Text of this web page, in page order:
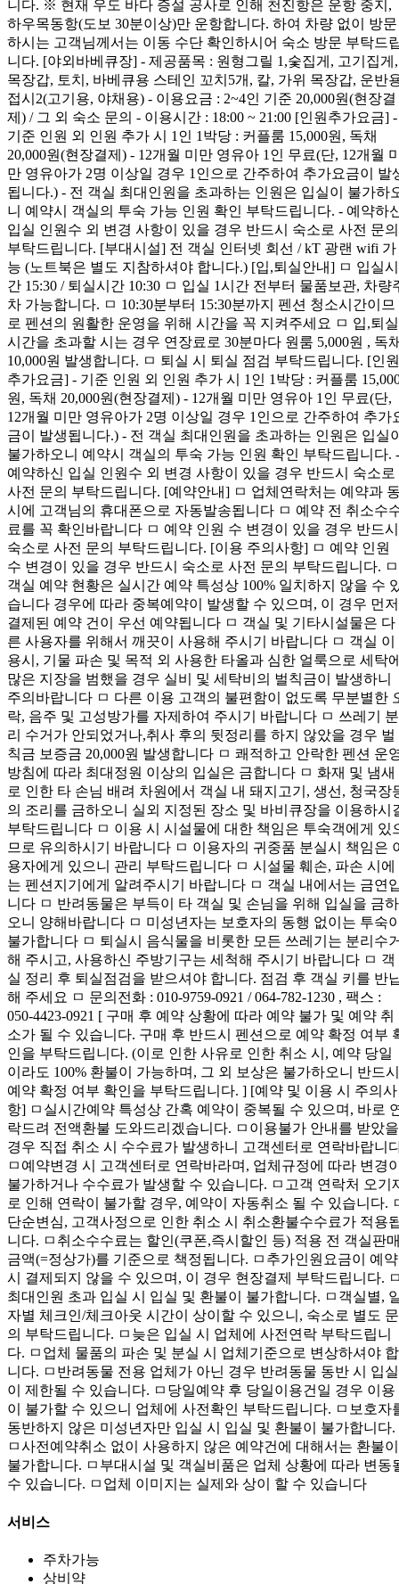
니다. ※ 현재 우도 바다 증설 공사로 인해 천진항은 운항 중지,
하우목동항(도보 30분이상)만 운항합니다. 하여 차량 없이 방문
하시는 고객님께서는 이동 수단 확인하시어 숙소 방문 부탁드
니다. [야외바베큐장] - 제공품목 : 원형그릴 1,숯집게, 고기집게,
목장갑, 토치, 바베큐용 스테인 꼬치5개, 칼, 가위 목장갑, 운반
접시2(고기용, 야채용) - 이용요금 : 2~4인 기준 20,000원(현장결
제) / 그 외 숙소 문의 - 이용시간 : 18:00 ~ 21:00 [인원추가요금] -
기준 인원 외 인원 추가 시 1인 1박당 : 커플룸 15,000원, 독채
20,000원(현장결제) - 12개월 미만 영유아 1인 무료(단, 12개월
만 영유아가 2명 이상일 경우 1인으로 간주하여 추가요금이 발
됩니다.) - 전 객실 최대인원을 초과하는 인원은 입실이 불가하
니 예약시 객실의 투숙 가능 인원 확인 부탁드립니다. - 예약하
입실 인원수 외 변경 사항이 있을 경우 반드시 숙소로 사전 문의
부탁드립니다. [부대시설] 전 객실 인터넷 회선 / kT 광랜 wifi 가
능 (노트북은 별도 지참하셔야 합니다.) [입,퇴실안내] ㅁ 입실시
간 15:30 / 퇴실시간 10:30 ㅁ 입실 1시간 전부터 물품보관, 차량
차 가능합니다. ㅁ 10:30분부터 15:30분까지 펜션 청소시간이므
로 펜션의 원활한 운영을 위해 시간을 꼭 지켜주세요 ㅁ 입,퇴실
시간을 초과할 시는 경우 연장료로 30분마다 원룸 5,000원 , 독
10,000원 발생합니다. ㅁ 퇴실 시 퇴실 점검 부탁드립니다. [인원
추가요금] - 기준 인원 외 인원 추가 시 1인 1박당 : 커플룸
원, 독채 20,000원(현장결제) - 12개월 미만 영유아 1인 무료(단,
12개월 미만 영유아가 2명 이상일 경우 1인으로 간주하여 추가
금이 발생됩니다.) - 전 객실 최대인원을 초과하는 인원은 입실
불가하오니 예약시 객실의 투숙 가능 인원 확인 부탁드립니다. -
예약하신 입실 인원수 외 변경 사항이 있을 경우 반드시 숙소로
사전 문의 부탁드립니다. [예약안내] ㅁ 업체연락처는 예약과
시에 고객님의 휴대폰으로 자동발송됩니다 ㅁ 예약 전 취소수
료를 꼭 확인바랍니다 ㅁ 예약 인원 수 변경이 있을 경우 반드시
숙소로 사전 문의 부탁드립니다. [이용 주의사항] ㅁ 예약 인원
수 변경이 있을 경우 반드시 숙소로 사전 문의 부탁드립니다. ㅁ
객실 예약 현황은 실시간 예약 특성상 100% 일치하지 않을 수
습니다 경우에 따라 중복예약이 발생할 수 있으며, 이 경우 먼저
결제된 예약 건이 우선 예약됩니다 ㅁ 객실 및 기타시설물은 다
른 사용자를 위해서 깨끗이 사용해 주시기 바랍니다 ㅁ 객실 이
용시, 기물 파손 및 목적 외 사용한 타올과 심한 얼룩으로 세탁
많은 지장을 범했을 경우 실비 및 세탁비의 벌칙금이 발생하니
주의바랍니다 ㅁ 다른 이용 고객의 불편함이 없도록 무분별한
락, 음주 및 고성방가를 자제하여 주시기 바랍니다 ㅁ 쓰레기 분
리 수거가 안되었거나,취사 후의 뒷정리를 하지 않았을 경우 벌
칙금 보증금 20,000원 발생합니다 ㅁ 쾌적하고 안락한 펜션 운
방침에 따라 최대정원 이상의 입실은 금합니다 ㅁ 화재 및 냄새
로 인한 타 손님 배려 차원에서 객실 내 돼지고기, 생선, 청국장
의 조리를 금하오니 실외 지정된 장소 및 바비큐장을 이용하시
부탁드립니다 ㅁ 이용 시 시설물에 대한 책임은 투숙객에게 있
므로 유의하시기 바랍니다 ㅁ 이용자의 귀중품 분실시 책임은
용자에게 있으니 관리 부탁드립니다 ㅁ 시설물 훼손, 파손 시에
는 펜션지기에게 알려주시기 바랍니다 ㅁ 객실 내에서는 금연
니다 ㅁ 반려동물은 부득이 타 객실 및 손님을 위해 입실을 금하
오니 양해바랍니다 ㅁ 미성년자는 보호자의 동행 없이는 투숙
불가합니다 ㅁ 퇴실시 음식물을 비롯한 모든 쓰레기는 분리수
해 주시고, 사용하신 주방기구는 세척해 주시기 바랍니다 ㅁ 객
실 정리 후 퇴실점검을 받으셔야 합니다. 점검 후 객실 키를 반
해 주세요 ㅁ 문의전화 : 010-9759-0921 / 064-782-1230 , 팩스 :
050-4423-0921 [ 구매 후 예약 상황에 따라 예약 불가 및 예약 취
소가 될 수 있습니다. 구매 후 반드시 펜션으로 예약 확정 여부
인을 부탁드립니다. (이로 인한 사유로 인한 취소 시, 예약 당일
이라도 100% 환불이 가능하며, 그 외 보상은 불가하오니 반드시
예약 확정 여부 확인을 부탁드립니다. ] [예약 및 이용 시 주의사
항] ㅁ실시간예약 특성상 간혹 예약이 중복될 수 있으며, 바로
락드려 전액환불 도와드리겠습니다. ㅁ이용불가 안내를 받았을
경우 직접 취소 시 수수료가 발생하니 고객센터로 연락바랍니
ㅁ예약변경 시 고객센터로 연락바라며, 업체규정에 따라 변경
불가하거나 수수료가 발생할 수 있습니다. ㅁ고객 연락처 오기
로 인해 연락이 불가할 경우, 예약이 자동취소 될 수 있습니다.
단순변심, 고객사정으로 인한 취소 시 취소환불수수료가 적용
니다. ㅁ취소수수료는 할인(쿠폰,즉시할인 등) 적용 전 객실판
금액(=정상가)를 기준으로 책정됩니다. ㅁ추가인원요금이 예약
시 결제되지 않을 수 있으며, 이 경우 현장결제 부탁드립니다.
최대인원 초과 입실 시 입실 및 환불이 불가합니다. ㅁ객실별,
자별 체크인/체크아웃 시간이 상이할 수 있으니, 숙소로 별도 문
의 부탁드립니다. ㅁ늦은 입실 시 업체에 사전연락 부탁드립니
다. ㅁ업체 물품의 파손 및 분실 시 업체기준으로 변상하셔야 합
니다. ㅁ반려동물 전용 업체가 아닌 경우 반려동물 동반 시 입실
이 제한될 수 있습니다. ㅁ당일예약 후 당일이용건일 경우 이용
이 불가할 수 있으니 업체에 사전확인 부탁드립니다. ㅁ보호자
동반하지 않은 미성년자만 입실 시 입실 및 환불이 불가합니다.
ㅁ사전예약취소 없이 사용하지 않은 예약건에 대해서는 환불이
불가합니다. ㅁ부대시설 및 객실비품은 업체 상황에 따라 변동
수 있습니다. ㅁ업체 이미지는 실제와 상이 할 수 있습니다
서비스
주차가능
상비약